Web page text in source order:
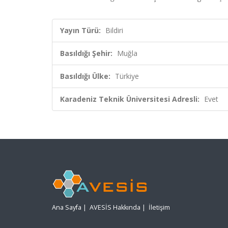
Yayın Türü: Bildiri
Basıldığı Şehir: Muğla
Basıldığı Ülke: Türkiye
Karadeniz Teknik Üniversitesi Adresli: Evet
Ana Sayfa | AVESİS Hakkında | İletişim